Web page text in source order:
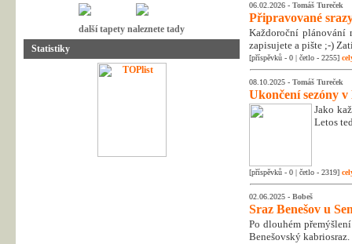
další tapety naleznete tady
Statistiky
06.02.2026 - Tomáš Tureček
Připravované
Každoroční plánování
zapisujete a pište ;-)
[příspěvků - 0 | četlo - 2255]
08.10.2025 - Tomáš Tureček
Ukončení sezóny v
Jako
Letos
[příspěvků - 0 | četlo - 2319]
02.06.2025 - Bobeš
Sraz Benešov u
Po dlouhém
Benešovský kabriosraz.